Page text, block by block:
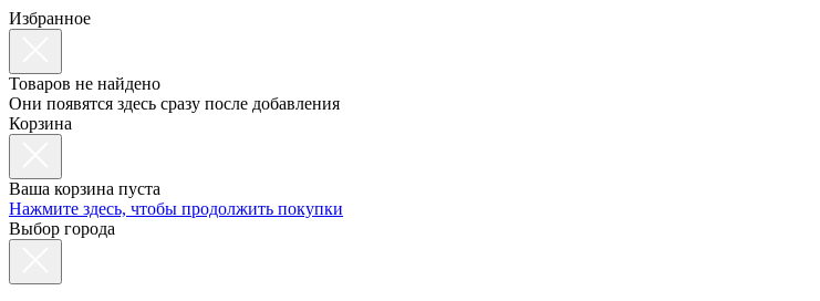
Избранное
Товаров не найдено
Они появятся здесь сразу после добавления
Корзина
Ваша корзина пуста
Нажмите здесь, чтобы продолжить покупки
Выбор города